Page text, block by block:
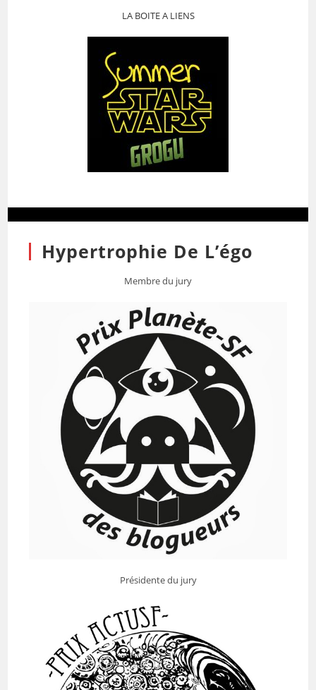
LA BOITE A LIENS
Hypertrophie De L’égo
Membre du jury
Présidente du jury